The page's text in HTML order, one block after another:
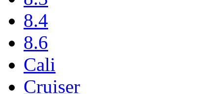
8.4
8.6
Cali
Cruiser